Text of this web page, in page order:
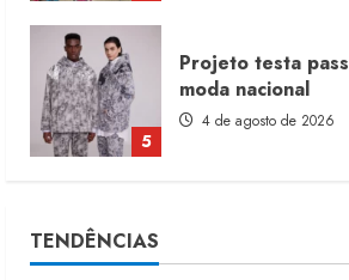
1
Dia dos Pais
moda no varejo
7 de agosto de 2026
TENDÊNCIAS